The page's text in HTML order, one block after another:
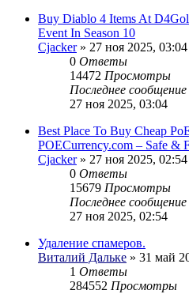
Buy Diablo 4 Items At
Event In Season 10
Cjacker» 27 ноя 2025, 03:04
0 Ответы
14472 Просмотры
Последнее сообщение
27 ноя 2025, 03:04
Best Place To Buy Cheap
POECurrency.com – Safe &
Cjacker» 27 ноя 2025, 02:54
0 Ответы
15679 Просмотры
Последнее сообщение
27 ноя 2025, 02:54
Удаление спамеров.
Виталий Дальке » 31 май
1 Ответы
284552 Просмотры